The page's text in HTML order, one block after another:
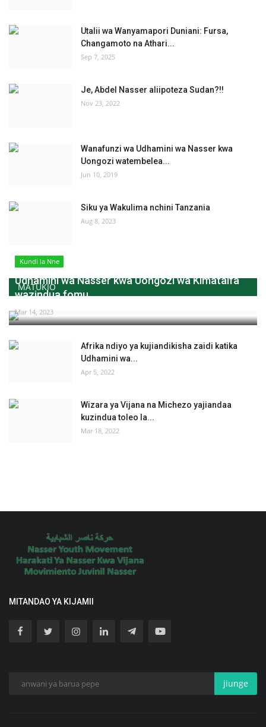
Utalii wa Wanyamapori Duniani: Fursa,
Changamoto na Athari...
Sep 7, 2025
Je, Abdel Nasser aliipoteza Sudan?!!
Nov 23, 2022
Wanafunzi wa Udhamini wa Nasser kwa
Uongozi watembelea...
Jun 10, 2019
Siku ya Wakulima nchini Tanzania
Aug 8, 2023
MATUKIO
Kundi la Nne
Udhamini wa Nasser kwa Uongozi wa Kimataifa
wazindua fomu...
Mar 14, 2023
Afrika ndiyo ya kujiandikisha zaidi katika
Udhamini wa...
Apr 5, 2022
Wizara ya Vijana na Michezo yajiandaa
kuzindua toleo la...
Mar 18, 2022
MITANDAO YA KIJAMII
jiunge